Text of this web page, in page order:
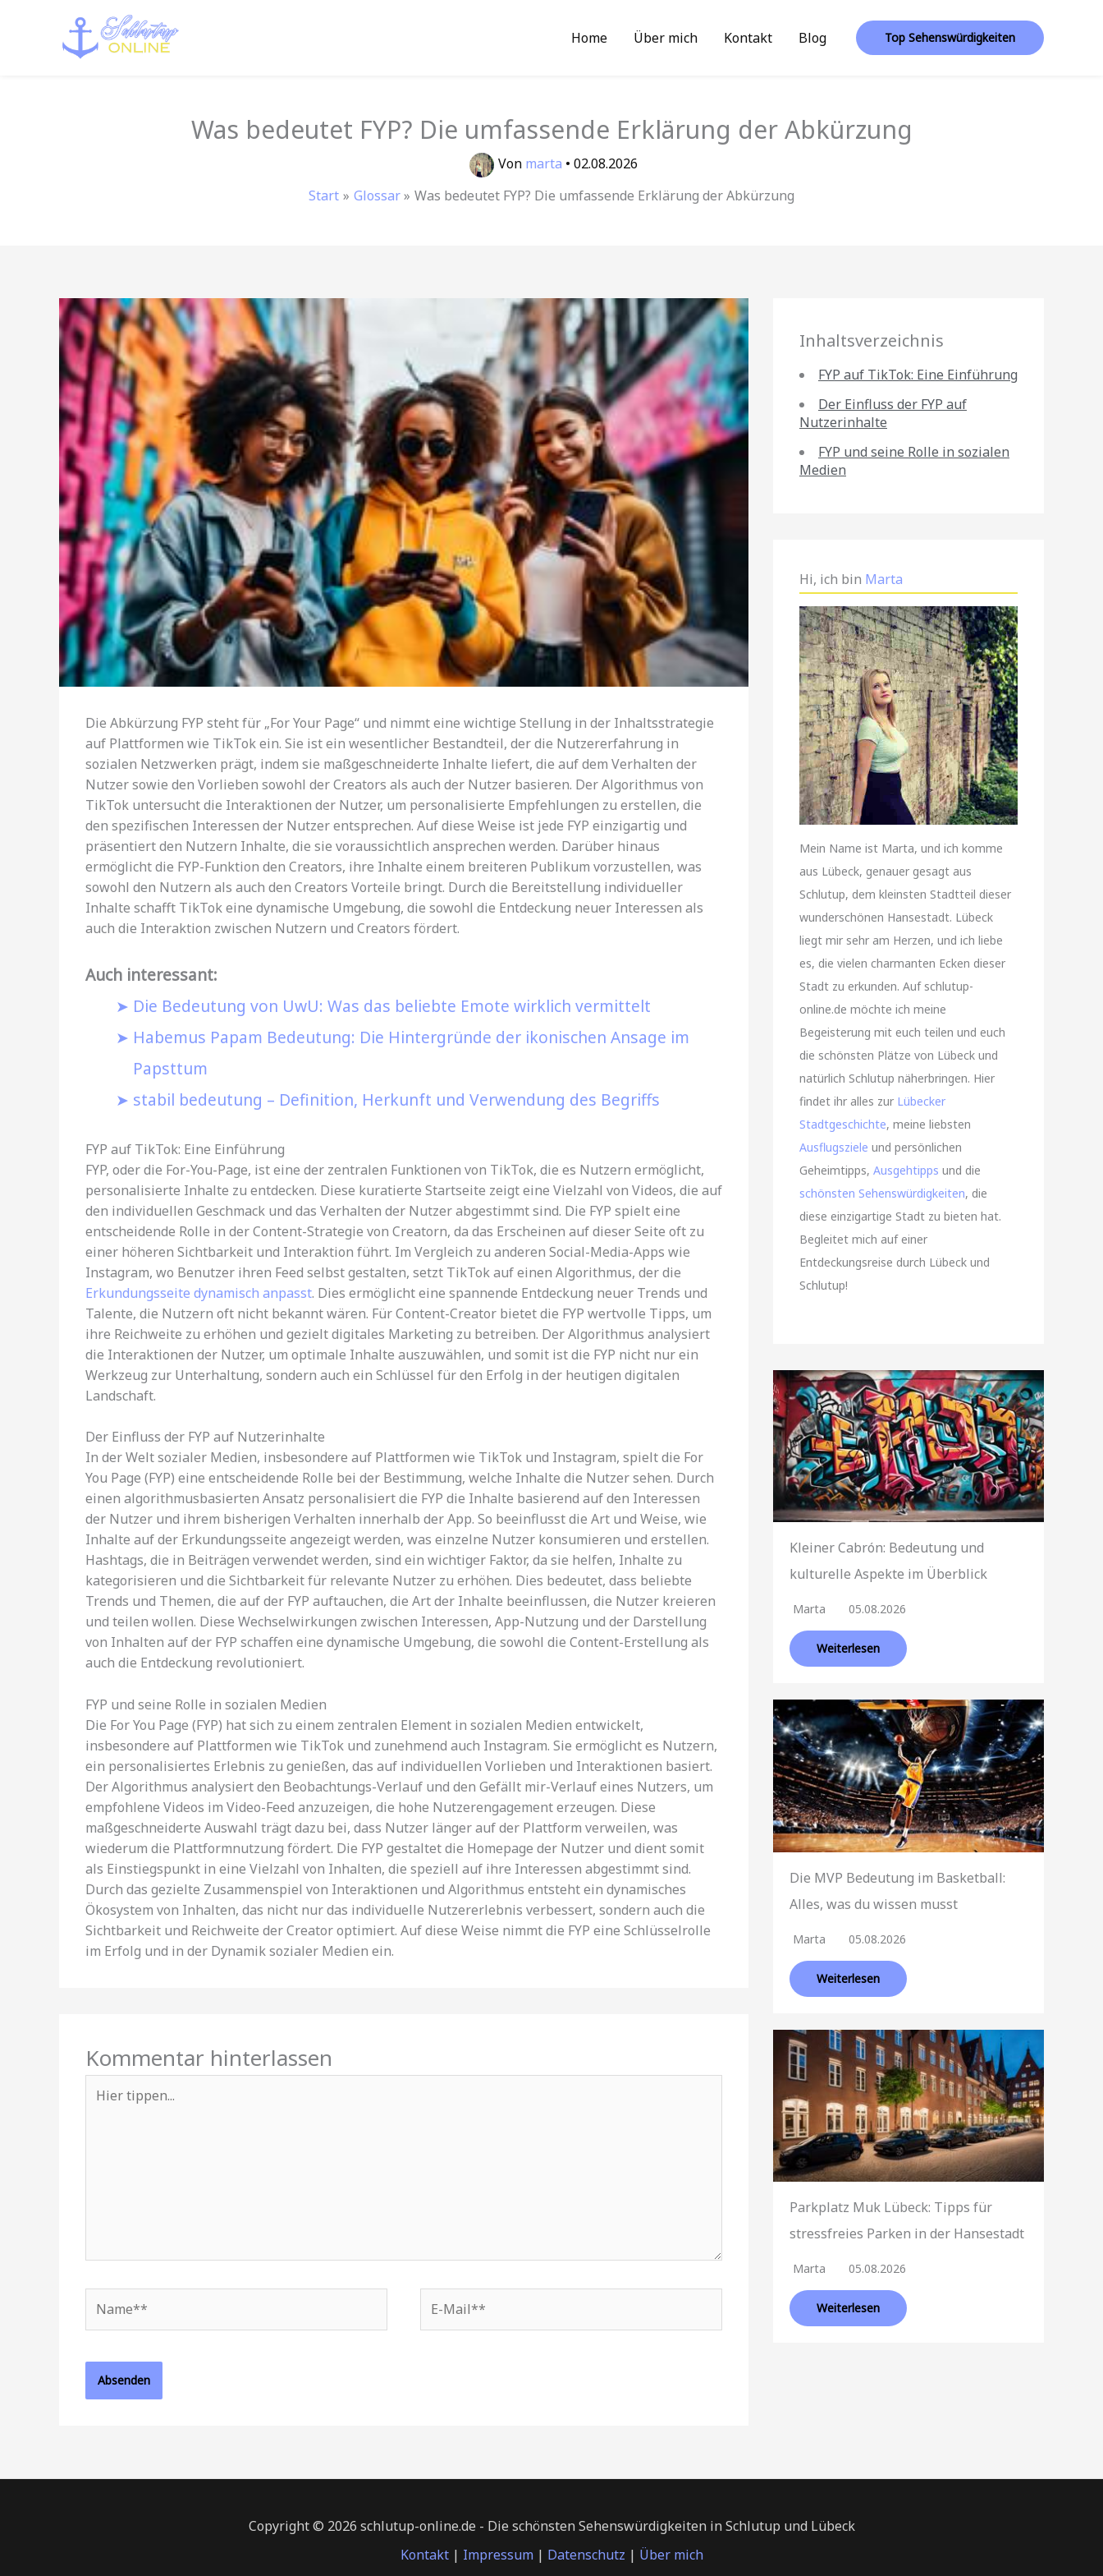
Home Über mich Kontakt Blog Top Sehenswürdigkeiten
Was bedeutet FYP? Die umfassende Erklärung der Abkürzung
Von marta • 02.08.2026
Start
Glossar Was bedeutet FYP? Die umfassende Erklärung der Abkürzung
Die Abkürzung FYP steht für „For Your Page“ und nimmt eine wichtige Stellung in der Inhaltsstrategie
auf Plattformen wie TikTok ein. Sie ist ein wesentlicher Bestandteil, der die Nutzererfahrung in
sozialen Netzwerken prägt, indem sie maßgeschneiderte Inhalte liefert, die auf dem Verhalten der
Nutzer sowie den Vorlieben sowohl der Creators als auch der Nutzer basieren. Der Algorithmus von
TikTok untersucht die Interaktionen der Nutzer, um personalisierte Empfehlungen zu erstellen, die
den spezifischen Interessen der Nutzer entsprechen. Auf diese Weise ist jede FYP einzigartig und
präsentiert den Nutzern Inhalte, die sie voraussichtlich ansprechen werden. Darüber hinaus
ermöglicht die FYP-Funktion den Creators, ihre Inhalte einem breiteren Publikum vorzustellen, was
sowohl den Nutzern als auch den Creators Vorteile bringt. Durch die Bereitstellung individueller
Inhalte schafft TikTok eine dynamische Umgebung, die sowohl die Entdeckung neuer Interessen als
auch die Interaktion zwischen Nutzern und Creators fördert.
Auch interessant:
Die Bedeutung von UwU: Was das beliebte Emote wirklich vermittelt
Habemus Papam Bedeutung: Die Hintergründe der ikonischen Ansage im
Papsttum
stabil bedeutung – Definition, Herkunft und Verwendung des Begriffs
FYP auf TikTok: Eine Einführung
FYP, oder die For-You-Page, ist eine der zentralen Funktionen von TikTok, die es Nutzern ermöglicht,
personalisierte Inhalte zu entdecken. Diese kuratierte Startseite zeigt eine Vielzahl von Videos, die auf
den individuellen Geschmack und das Verhalten der Nutzer abgestimmt sind. Die FYP spielt eine
entscheidende Rolle in der Content-Strategie von Creatorn, da das Erscheinen auf dieser Seite oft zu
einer höheren Sichtbarkeit und Interaktion führt. Im Vergleich zu anderen Social-Media-Apps wie
Instagram, wo Benutzer ihren Feed selbst gestalten, setzt TikTok auf einen Algorithmus, der die
Erkundungsseite dynamisch anpasst. Dies ermöglicht eine spannende Entdeckung neuer Trends und
Talente, die Nutzern oft nicht bekannt wären. Für Content-Creator bietet die FYP wertvolle Tipps, um
ihre Reichweite zu erhöhen und gezielt digitales Marketing zu betreiben. Der Algorithmus analysiert
die Interaktionen der Nutzer, um optimale Inhalte auszuwählen, und somit ist die FYP nicht nur ein
Werkzeug zur Unterhaltung, sondern auch ein Schlüssel für den Erfolg in der heutigen digitalen
Landschaft.
Der Einfluss der FYP auf Nutzerinhalte
In der Welt sozialer Medien, insbesondere auf Plattformen wie TikTok und Instagram, spielt die For
You Page (FYP) eine entscheidende Rolle bei der Bestimmung, welche Inhalte die Nutzer sehen. Durch
einen algorithmusbasierten Ansatz personalisiert die FYP die Inhalte basierend auf den Interessen
der Nutzer und ihrem bisherigen Verhalten innerhalb der App. So beeinflusst die Art und Weise, wie
Inhalte auf der Erkundungsseite angezeigt werden, was einzelne Nutzer konsumieren und erstellen.
Hashtags, die in Beiträgen verwendet werden, sind ein wichtiger Faktor, da sie helfen, Inhalte zu
kategorisieren und die Sichtbarkeit für relevante Nutzer zu erhöhen. Dies bedeutet, dass beliebte
Trends und Themen, die auf der FYP auftauchen, die Art der Inhalte beeinflussen, die Nutzer kreieren
und teilen wollen. Diese Wechselwirkungen zwischen Interessen, App-Nutzung und der Darstellung
von Inhalten auf der FYP schaffen eine dynamische Umgebung, die sowohl die Content-Erstellung als
auch die Entdeckung revolutioniert.
FYP und seine Rolle in sozialen Medien
Die For You Page (FYP) hat sich zu einem zentralen Element in sozialen Medien entwickelt,
insbesondere auf Plattformen wie TikTok und zunehmend auch Instagram. Sie ermöglicht es Nutzern,
ein personalisiertes Erlebnis zu genießen, das auf individuellen Vorlieben und Interaktionen basiert.
Der Algorithmus analysiert den Beobachtungs-Verlauf und den Gefällt mir-Verlauf eines Nutzers, um
empfohlene Videos im Video-Feed anzuzeigen, die hohe Nutzerengagement erzeugen. Diese
maßgeschneiderte Auswahl trägt dazu bei, dass Nutzer länger auf der Plattform verweilen, was
wiederum die Plattformnutzung fördert. Die FYP gestaltet die Homepage der Nutzer und dient somit
als Einstiegspunkt in eine Vielzahl von Inhalten, die speziell auf ihre Interessen abgestimmt sind.
Durch das gezielte Zusammenspiel von Interaktionen und Algorithmus entsteht ein dynamisches
Ökosystem von Inhalten, das nicht nur das individuelle Nutzererlebnis verbessert, sondern auch die
Sichtbarkeit und Reichweite der Creator optimiert. Auf diese Weise nimmt die FYP eine Schlüsselrolle
im Erfolg und in der Dynamik sozialer Medien ein.
Kommentar hinterlassen
tippen...
Mail**
Inhaltsverzeichnis
FYP auf TikTok: Eine Einführung
Der Einfluss der FYP auf
Nutzerinhalte
FYP und seine Rolle in sozialen
Medien
Hi, ich bin Marta
Mein Name ist Marta, und ich komme
aus Lübeck, genauer gesagt aus
Schlutup, dem kleinsten Stadtteil dieser
wunderschönen Hansestadt. Lübeck
liegt mir sehr am Herzen, und ich liebe
es, die vielen charmanten Ecken dieser
Stadt zu erkunden. Auf schlutup-
online.de möchte ich meine
Begeisterung mit euch teilen und euch
die schönsten Plätze von Lübeck und
natürlich Schlutup näherbringen. Hier
findet ihr alles zur Lübecker
Stadtgeschichte, meine liebsten
Ausflugsziele und persönlichen
Geheimtipps, Ausgehtipps und die
schönsten Sehenswürdigkeiten, die
diese einzigartige Stadt zu bieten hat.
Begleitet mich auf einer
Entdeckungsreise durch Lübeck und
Schlutup!
Kleiner Cabrón: Bedeutung und
kulturelle Aspekte im Überblick
Marta 05.08.2026
Weiterlesen
Die MVP Bedeutung im Basketball:
Alles, was du wissen musst
Marta 05.08.2026
Weiterlesen
Parkplatz Muk Lübeck: Tipps für
stressfreies Parken in der Hansestadt
Marta 05.08.2026
Weiterlesen
Copyright © 2026 schlutup-online.de - Die schönsten Sehenswürdigkeiten in Schlutup und Lübeck
Kontakt| Impressum| Datenschutz | Über mich